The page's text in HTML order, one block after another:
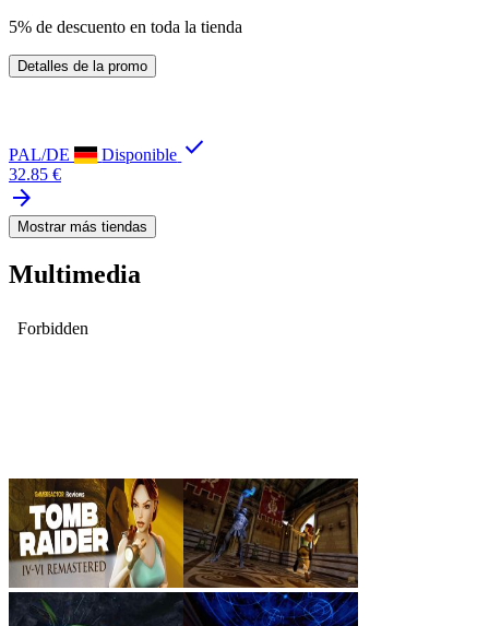
5% de descuento en toda la tienda
Detalles de la promo
PAL/DE Disponible check
32.85 €
arrow_forward
Mostrar más tiendas
Multimedia